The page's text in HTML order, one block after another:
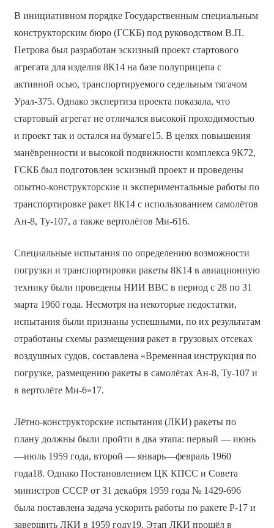
В инициативном порядке Государственным специальным
конструкторским бюро (ГСКБ) под руководством В.П.
Петрова был разработан эскизный проект стартового
агрегата для изделия 8К14 на базе полуприцепа с
активной осью, транспортируемого седельным тягачом
Урал-375. Однако экспертиза проекта показала, что
стартовый агрегат не отличался высокой проходимостью
и проект так и остался на бумаге15. В целях повышения
манёвренности и высокой подвижности комплекса 9К72,
ГСКБ был подготовлен эскизный проект и проведены
опытно-конструкторские и экспериментальные работы по
транспортировке ракет 8К14 с использованием самолётов
Ан-8, Ту-107, а также вертолётов Ми-616.
Специальные испытания по определению возможности
погрузки и транспортировки ракеты 8К14 в авиационную
технику были проведены НИИ ВВС в период с 28 по 31
марта 1960 года. Несмотря на некоторые недостатки,
испытания были признаны успешными, по их результатам
отработаны схемы размещения ракет в грузовых отсеках
воздушных судов, составлена «Временная инструкция по
погрузке, размещению ракеты в самолётах Ан-8, Ту-107 и
в вертолёте Ми-6»17.
Лётно-конструкторские испытания (ЛКИ) ракеты по
плану должны были пройти в два этапа: первый — июнь
—июль 1959 года, второй — январь—февраль 1960
года18. Однако Постановлением ЦК КПСС и Совета
министров СССР от 31 декабря 1959 года № 1429-696
была поставлена задача ускорить работы по ракете Р-17 и
завершить ЛКИ в 1959 году19. Этап ЛКИ прошёл в